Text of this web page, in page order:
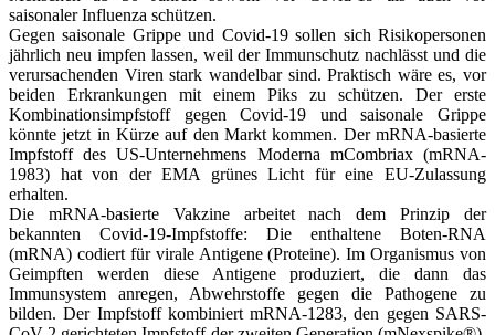
saisonaler Influenza schützen.
Gegen saisonale Grippe und Covid-19 sollen sich Risikopersonen
jährlich neu impfen lassen, weil der Immunschutz nachlässt und die
verursachenden Viren stark wandelbar sind. Praktisch wäre es, vor
beiden Erkrankungen mit einem Piks zu schützen. Der erste
Kombinationsimpfstoff gegen Covid-19 und saisonale Grippe
könnte jetzt in Kürze auf den Markt kommen. Der mRNA-basierte
Impfstoff des US-Unternehmens Moderna mCombriax (mRNA-
1983) hat von der EMA grünes Licht für eine EU-Zulassung
erhalten.
Die mRNA-basierte Vakzine arbeitet nach dem Prinzip der
bekannten Covid-19-Impfstoffe: Die enthaltene Boten-RNA
(mRNA) codiert für virale Antigene (Proteine). Im Organismus von
Geimpften werden diese Antigene produziert, die dann das
Immunsystem anregen, Abwehrstoffe gegen die Pathogene zu
bilden. Der Impfstoff kombiniert mRNA-1283, den gegen SARS-